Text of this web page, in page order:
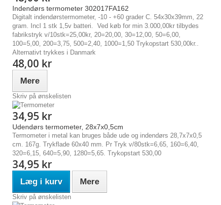
Indendørs termometer 302017FA162
Digitalt indendørstermometer, -10 - +60 grader C. 54x30x39mm, 22
gram. Incl 1 stk 1,5v batteri. Ved køb for min 3.000,00kr tilbydes
fabrikstryk v/10stk=25,00kr, 20=20,00, 30=12,00, 50=6,00,
100=5,00, 200=3,75, 500=2,40, 1000=1,50 Trykopstart 530,00kr..
Alternativt trykkes i Danmark
48,00 kr
Mere
Skriv på ønskelisten
34,95 kr
Udendørs termometer, 28x7x0,5cm
Termometer i metal kan bruges både ude og indendørs 28,7x7x0,5
cm. 167g. Trykflade 60x40 mm. Pr Tryk v/80stk=6,65, 160=6,40,
320=6,15, 640=5,90, 1280=5,65. Trykopstart 530,00
34,95 kr
Læg i kurv Mere
Skriv på ønskelisten